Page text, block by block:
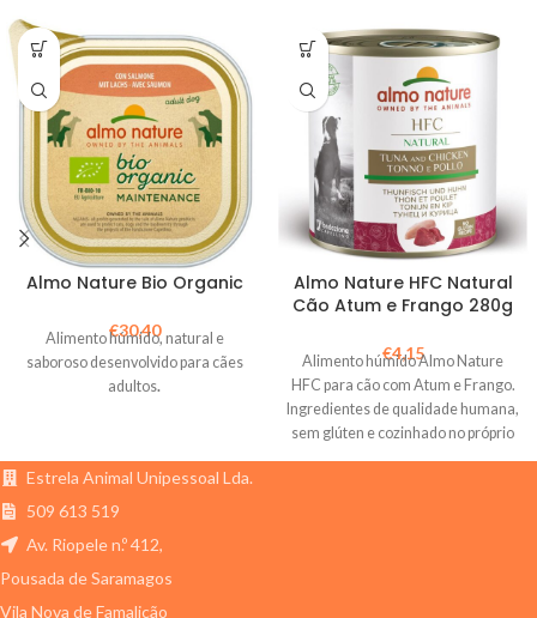
Almo Nature Bio Organic
€30,40
Alimento húmido, natural e
saboroso desenvolvido para cães
adultos.
Almo Nature HFC Natural
Cão Atum e Frango 280g
€4,15
Alimento húmido Almo Nature
HFC para cão com Atum e Frango.
Ingredientes de qualidade humana,
sem glúten e cozinhado no próprio
caldo. Nutrição premium.
Estrela Animal Unipessoal Lda.
509 613 519
Av. Riopele n.º 412,
Pousada de Saramagos
Vila Nova de Famalicão